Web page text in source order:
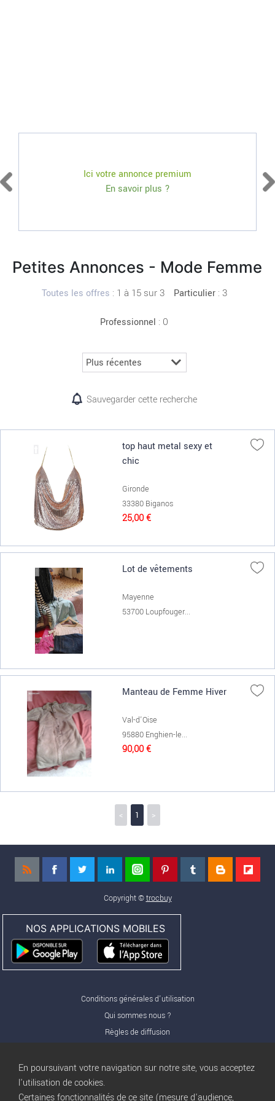
Ici votre annonce premium
En savoir plus ?
Petites Annonces - Mode Femme
Toutes les offres : 1 à 15 sur 3 Particulier: 3
Professionnel : 0
Sauvegarder cette recherche
top haut metal sexy et
chic
Gironde
33380 Biganos
25,00 €
Lot de vêtements
Mayenne
53700 Loupfouger...
Manteau de Femme Hiver
Val-d'Oise
95880 Enghien-le...
90,00 €
< 1 >
Copyright ©trocbuy
NOS APPLICATIONS MOBILES
Conditions générales d'utilisation
Qui sommes nous ?
Règles de diffusion
Nos offres Pro
Publicité
En poursuivant votre navigation sur notre site, vous acceptez
l'utilisation de cookies.
Certaines fonctionnalités de ce site (mesure d'audience,